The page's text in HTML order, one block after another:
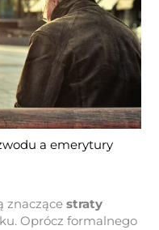
a emerytury
znaczącestraty
Oprócz formalnego